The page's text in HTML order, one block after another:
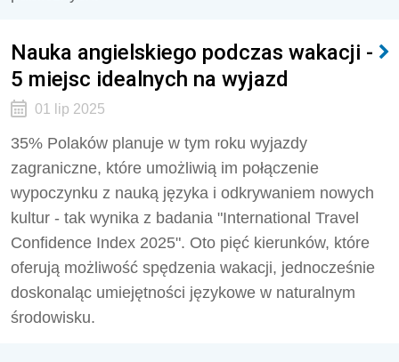
Nauka angielskiego podczas wakacji -
5 miejsc idealnych na wyjazd
01 lip 2025
35% Polaków planuje w tym roku wyjazdy
zagraniczne, które umożliwią im połączenie
wypoczynku z nauką języka i odkrywaniem nowych
kultur - tak wynika z badania "International Travel
Confidence Index 2025". Oto pięć kierunków, które
oferują możliwość spędzenia wakacji, jednocześnie
doskonaląc umiejętności językowe w naturalnym
środowisku.